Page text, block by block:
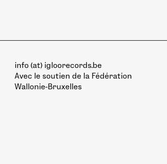
info (at) igloorecords.be
Avec le soutien de la Fédération
Wallonie-Bruxelles